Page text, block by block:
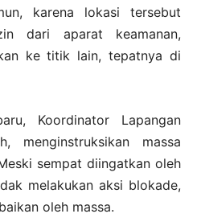
karena lokasi tersebut
dari aparat keamanan,
ke titik lain, tepatnya di
Koordinator Lapangan
menginstruksikan massa
sempat diingatkan oleh
melakukan aksi blokade,
oleh massa.